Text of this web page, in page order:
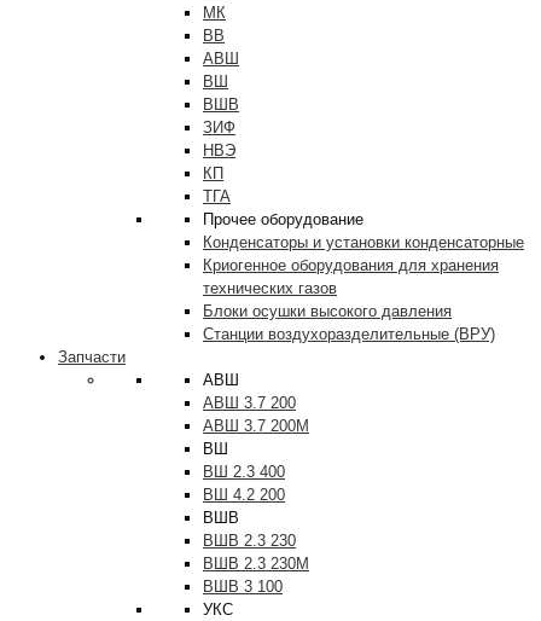
МК
ВВ
АВШ
ВШ
ВШВ
ЗИФ
НВЭ
КП
ТГА
Прочее оборудование
Конденсаторы и установки конденсаторные
Криогенное оборудования для хранения
технических газов
Блоки осушки высокого давления
Станции воздухоразделительные (ВРУ)
Запчасти
АВШ
АВШ 3.7 200
АВШ 3.7 200М
ВШ
ВШ 2.3 400
ВШ 4.2 200
ВШВ
ВШВ 2.3 230
ВШВ 2.3 230М
ВШВ 3 100
УКС